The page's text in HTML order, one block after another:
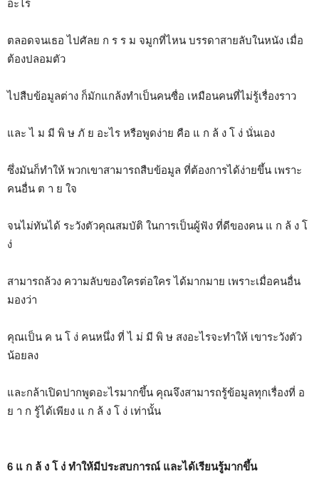
อะไร
ตลอดจนเธอ ไปศัลย ก ร ร ม จมูกที่ไหน บรรดาสายลับในหนัง เมื่อ
ต้องปลอมตัว
ไปสืบข้อมูลต่าง ก็มักแกล้งทำเป็นคนซื่อ เหมือนคนที่ไม่รู้เรื่องราว
และ ไ ม มี พิ ษ ภั ย อะไร หรือพูดง่าย คือ แ ก ล้ ง โ ง่ นั่นเอง
ซึ่งมันก็ทำให้ พวกเขาสามารถสืบข้อมูล ที่ต้องการได้ง่ายขึ้น เพราะ
คนอื่น ต า ย ใจ
จนไม่ทันได้ ระวังตัวคุณสมบัติ ในการเป็นผู้ฟัง ที่ดีของคน แ ก ล้ ง โ
ง่
สามารถล้วง ความลับของใครต่อใคร ได้มากมาย เพราะเมื่อคนอื่น
มองว่า
คุณเป็น ค น โ ง่ คนหนึ่ง ที่ ไ ม่ มี พิ ษ สงอะไรจะทำให้ เขาระวังตัว
น้อยลง
และกล้าเปิดปากพูดอะไรมากขึ้น คุณจึงสามารถรู้ข้อมูลทุกเรื่องที่ อ
ย า ก รู้ได้เพียง แ ก ล้ ง โ ง่ เท่านั้น
6 แ ก ล้ ง โ ง่ ทำให้มีประสบการณ์ และได้เรียนรู้มากขึ้น